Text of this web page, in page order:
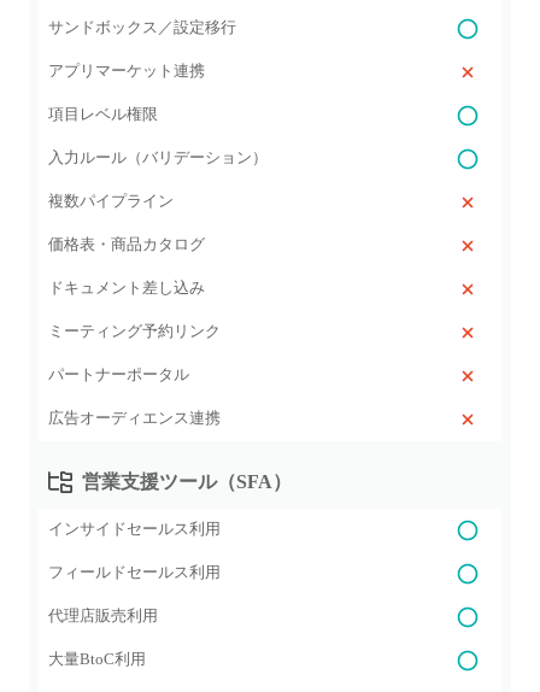
サンドボックス／設定移行
アプリマーケット連携
項目レベル権限
入力ルール（バリデーション）
複数パイプライン
価格表・商品カタログ
ドキュメント差し込み
ミーティング予約リンク
パートナーポータル
広告オーディエンス連携
営業支援ツール（SFA）
インサイドセールス利用
フィールドセールス利用
代理店販売利用
大量BtoC利用